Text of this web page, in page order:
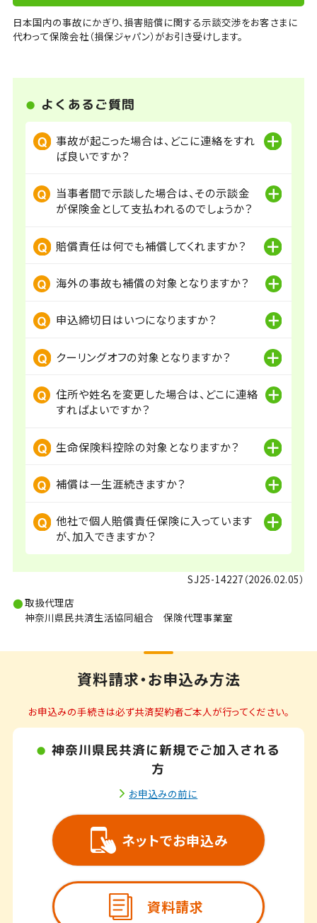
日本国内の事故にかぎり、損害賠償に関する示談交渉をお客さまに
代わって保険会社（損保ジャパン）がお引き受けします。
よくあるご質問
事故が起こった場合は、どこに連絡をすれ
ば良いですか？
当事者間で示談した場合は、その示談金
が保険金として支払われるのでしょうか？
賠償責任は何でも補償してくれますか？
海外の事故も補償の対象となりますか？
申込締切日はいつになりますか？
クーリングオフの対象となりますか？
住所や姓名を変更した場合は、どこに連絡
すればよいですか？
生命保険料控除の対象となりますか？
補償は一生涯続きますか？
他社で個人賠償責任保険に入っています
が、加入できますか？
SJ25-14227（2026.02.05）
取扱代理店
神奈川県民共済生活協同組合 保険代理事業室
資料請求・お申込み方法
お申込みの手続きは必ず共済契約者ご本人が行ってください。
神奈川県民共済に新規でご加入される
方
お申込みの前に
ネットでお申込み
資料請求